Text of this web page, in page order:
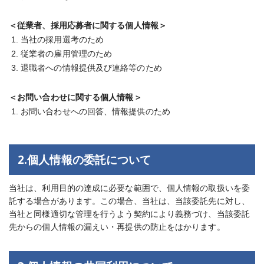
＜従業者、採用応募者に関する個人情報＞
当社の採用選考のため
従業者の雇用管理のため
退職者への情報提供及び連絡等のため
＜お問い合わせに関する個人情報＞
お問い合わせへの回答、情報提供のため
2.個人情報の委託について
当社は、利用目的の達成に必要な範囲で、個人情報の取扱いを委
託する場合があります。この場合、当社は、当該委託先に対し、
当社と同様適切な管理を行うよう契約により義務づけ、当該委託
先からの個人情報の漏えい・再提供の防止をはかります。